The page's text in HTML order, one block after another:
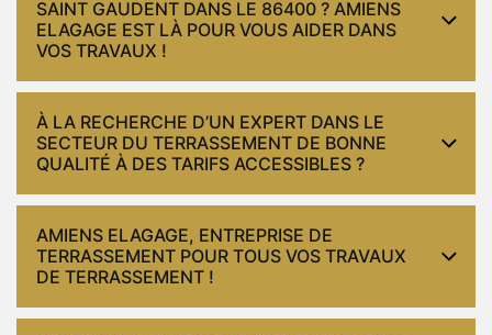
SAINT GAUDENT DANS LE 86400 ? AMIENS
ELAGAGE EST LÀ POUR VOUS AIDER DANS
VOS TRAVAUX !
À LA RECHERCHE D’UN EXPERT DANS LE
SECTEUR DU TERRASSEMENT DE BONNE
QUALITÉ À DES TARIFS ACCESSIBLES ?
AMIENS ELAGAGE, ENTREPRISE DE
TERRASSEMENT POUR TOUS VOS TRAVAUX
DE TERRASSEMENT !